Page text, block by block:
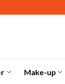
Make-up